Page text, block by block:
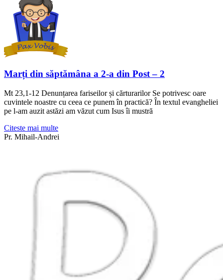
Marți din săptămâna a 2-a din Post – 2
Mt 23,1-12 Denunțarea fariseilor și cărturarilor Se potrivesc oare
cuvintele noastre cu ceea ce punem în practică? În textul evangheliei
pe l-am auzit astăzi am văzut cum Isus îi mustră
Citeste mai multe
Pr. Mihail-Andrei